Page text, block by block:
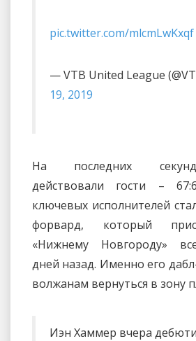
pic.twitter.com/mlcmLwKxqf
— VTB United League
19, 2019
На последних
действовали гости –
ключевых исполнителей
форвард, который
«Нижнему Новгороду»
дней назад. Именно его
волжанам вернуться в зону
Иэн Хаммер вчера